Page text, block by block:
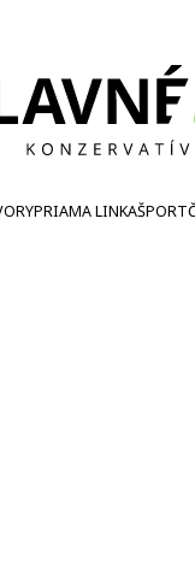
PRIAMA LINKAŠPORT